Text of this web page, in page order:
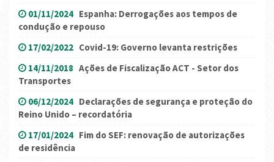
01/11/2024 Espanha: Derrogações aos tempos de
condução e repouso
17/02/2022 Covid-19: Governo levanta restrições
14/11/2018 Ações de Fiscalização ACT - Setor dos
Transportes
06/12/2024 Declarações de segurança e proteção do
Reino Unido – recordatória
17/01/2024 Fim do SEF: renovação de autorizações
de residência